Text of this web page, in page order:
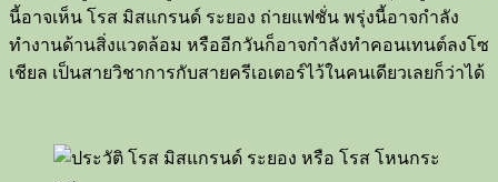
นี้อาจเห็น โรส มิสแกรนด์ ระยอง ถ่ายแฟชั่น พรุ่งนี้อาจกำลัง
ทำงานด้านสิ่งแวดล้อม หรืออีกวันก็อาจกำลังทำคอนเทนต์ลงโซ
เชียล เป็นสายวิชาการกับสายครีเอเตอร์ไว้ในคนเดียวเลยก็ว่าได้